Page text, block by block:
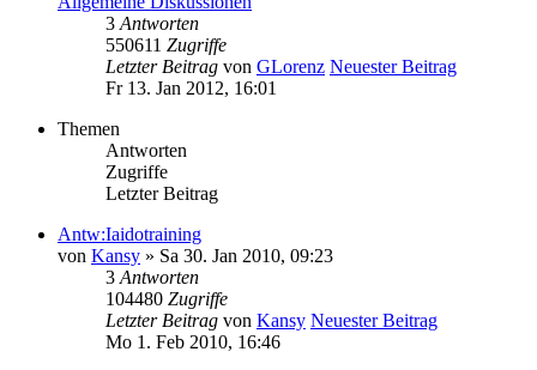
3 Antworten
550611 Zugriffe
Letzter Beitrag von GLorenz Neuester Beitrag
Fr 13. Jan 2012, 16:01
Themen
Antworten
Zugriffe
Letzter Beitrag
Antw:Iaidotraining
von Kansy » Sa 30. Jan 2010, 09:23
3 Antworten
104480 Zugriffe
Letzter Beitrag von Kansy Neuester Beitrag
Mo 1. Feb 2010, 16:46